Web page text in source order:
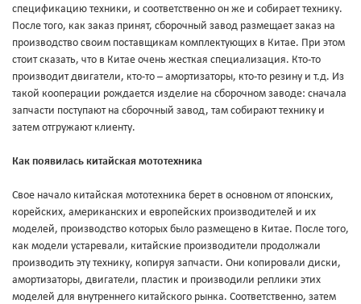
спецификацию техники, и соответственно он же и собирает технику.
После того, как заказ принят, сборочный завод размещает заказ на
производство своим поставщикам комплектующих в Китае. При этом
стоит сказать, что в Китае очень жесткая специализация. Кто-то
производит двигатели, кто-то – амортизаторы, кто-то резину и т.д. Из
такой кооперации рождается изделие на сборочном заводе: сначала
запчасти поступают на сборочный завод, там собирают технику и
затем отгружают клиенту.
Как появилась китайская мототехника
Свое начало китайская мототехника берет в основном от японских,
корейских, американских и европейских производителей и их
моделей, производство которых было размещено в Китае. После того,
как модели устаревали, китайские производители продолжали
производить эту технику, копируя запчасти. Они копировали диски,
амортизаторы, двигатели, пластик и производили реплики этих
моделей для внутреннего китайского рынка. Соответственно, затем